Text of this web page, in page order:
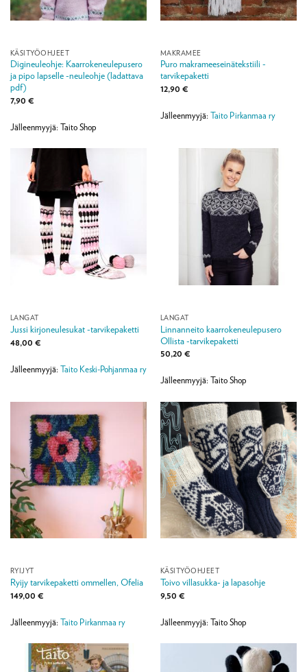
KÄSITYÖOHJEET
Digineuleohje: Kaarrokeneulepusero
ja pipo lapselle -neuleohje (ladattava
pdf)
7,90 €
Jälleenmyyjä: Taito Shop
MAKRAMEE
Puro makrameeseinätekstiili -
tarvikepaketti
12,90 €
Jälleenmyyjä: Taito Pirkanmaa ry
LANGAT
Jussi kirjoneulesukat -tarvikepaketti
48,00 €
Jälleenmyyjä: Taito Keski-Pohjanmaa ry
LANGAT
Linnanneito kaarrokeneulepusero
Ollista -tarvikepaketti
50,20 €
Jälleenmyyjä: Taito Shop
RYIJYT
Ryijy tarvikepaketti ommellen, Ofelia
149,00 €
Jälleenmyyjä: Taito Pirkanmaa ry
KÄSITYÖOHJEET
Toivo villasukka- ja lapasohje
9,50 €
Jälleenmyyjä: Taito Shop